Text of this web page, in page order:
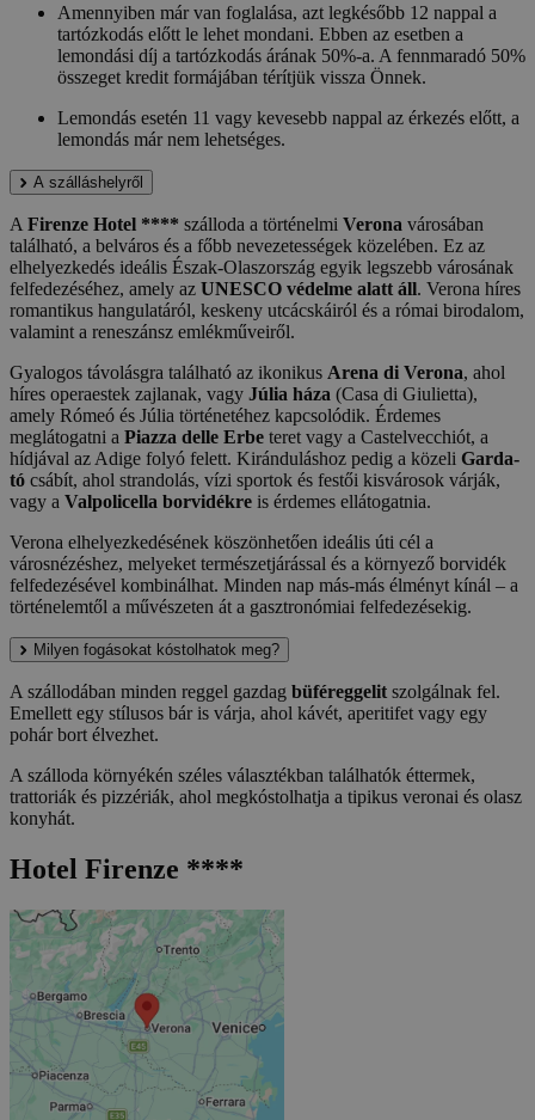
Amennyiben már van foglalása, azt legkésőbb 12 nappal a
tartózkodás előtt le lehet mondani. Ebben az esetben a
lemondási díj a tartózkodás árának 50%-a. A fennmaradó 50%
összeget kredit formájában térítjük vissza Önnek.
Lemondás esetén 11 vagy kevesebb nappal az érkezés előtt, a
lemondás már nem lehetséges.
A szálláshelyről
A Firenze Hotel **** szálloda a történelmi Verona városában
található, a belváros és a főbb nevezetességek közelében. Ez az
elhelyezkedés ideális Észak-Olaszország egyik legszebb városának
felfedezéséhez, amely az UNESCO védelme alatt áll. Verona híres
romantikus hangulatáról, keskeny utcácskáiról és a római birodalom,
valamint a reneszánsz emlékműveiről.
Gyalogos távolásgra található az ikonikus Arena di Verona, ahol
híres operaestek zajlanak, vagy Júlia háza (Casa di Giulietta),
amely Rómeó és Júlia történetéhez kapcsolódik. Érdemes
meglátogatni a Piazza delle Erbe teret vagy a Castelvecchiót, a
hídjával az Adige folyó felett. Kiránduláshoz pedig a közeli Garda-
tó csábít, ahol strandolás, vízi sportok és festői kisvárosok várják,
vagy a Valpolicella borvidékre is érdemes ellátogatnia.
Verona elhelyezkedésének köszönhetően ideális úti cél a
városnézéshez, melyeket természetjárással és a környező borvidék
felfedezésével kombinálhat. Minden nap más-más élményt kínál – a
történelemtől a művészeten át a gasztronómiai felfedezésekig.
Milyen fogásokat kóstolhatok meg?
A szállodában minden reggel gazdag büféreggelit szolgálnak fel.
Emellett egy stílusos bár is várja, ahol kávét, aperitifet vagy egy
pohár bort élvezhet.
A szálloda környékén széles választékban találhatók éttermek,
trattoriák és pizzériák, ahol megkóstolhatja a tipikus veronai és olasz
konyhát.
Hotel Firenze ****